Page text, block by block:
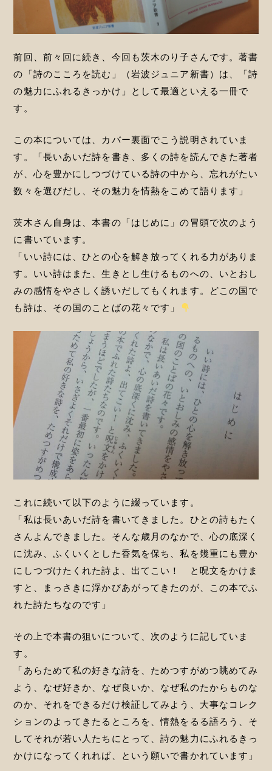
前回、前々回に続き、今回も茨木のり子さんです。著書
の「詩のこころを読む」（岩波ジュニア新書）は、「詩
の魅力にふれるきっかけ」として最適といえる一冊で
す。
この本については、カバー裏面でこう説明されていま
す。「長いあいだ詩を書き、多くの詩を読んできた著者
が、心を豊かにしつづけている詩の中から、忘れがたい
数々を選びだし、その魅力を情熱をこめて語ります」
茨木さん自身は、本書の「はじめに」の冒頭で次のよう
に書いています。
「いい詩には、ひとの心を解き放ってくれる力がありま
す。いい詩はまた、生きとし生けるものへの、いとおし
みの感情をやさしく誘いだしてもくれます。どこの国で
も詩は、その国のことばの花々です」
これに続いて以下のように綴っています。
「私は長いあいだ詩を書いてきました。ひとの詩もたく
さんよんできました。そんな歳月のなかで、心の底深く
に沈み、ふくいくとした香気を保ち、私を幾重にも豊か
にしつづけたくれた詩よ、出てこい！ と呪文をかけま
すと、まっさきに浮かびあがってきたのが、この本でふ
れた詩たちなのです」
その上で本書の狙いについて、次のように記していま
す。
「あらためて私の好きな詩を、ためつすがめつ眺めてみ
よう、なぜ好きか、なぜ良いか、なぜ私のたからものな
のか、それをできるだけ検証してみよう、大事なコレク
ションのよってきたるところを、情熱をるる語ろう、そ
してそれが若い人たちにとって、詩の魅力にふれるきっ
かけになってくれれば、という願いで書かれています」